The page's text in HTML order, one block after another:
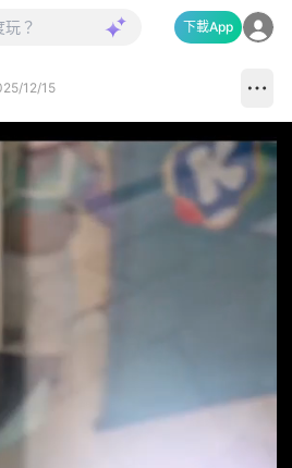
下載App
12/15